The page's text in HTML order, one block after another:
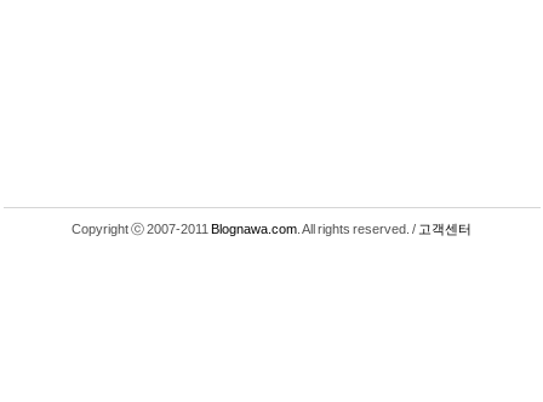
Copyright ⓒ 2007-2011 Blognawa.com . All rights reserved. / 고객센터